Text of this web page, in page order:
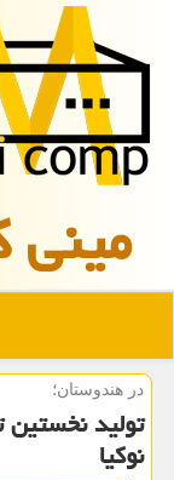
مینی
در هندوستان؛
تولید
نوكیا